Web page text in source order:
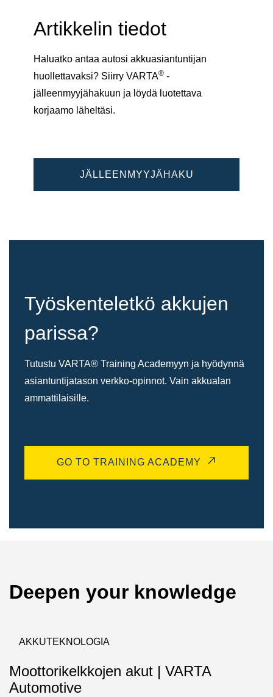
Artikkelin tiedot
Haluatko antaa autosi akkuasiantuntijan
huollettavaksi? Siirry VARTA® -
jälleenmyyjähakuun ja löydä luotettava
korjaamo läheltäsi.
JÄLLEENMYYJÄHAKU
Työskenteletkö akkujen
parissa?
Tutustu VARTA® Training Academyyn ja hyödynnä
asiantuntijatason verkko-opinnot. Vain akkualan
ammattilaisille.
GO TO TRAINING ACADEMY
Deepen your knowledge
AKKUTEKNOLOGIA
Moottorikelkkojen akut | VARTA
Automotive